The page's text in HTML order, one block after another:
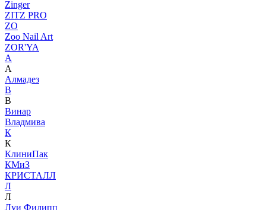
Zinger
ZITZ PRO
ZO
Zoo Nail Art
ZOR'YA
А
А
Алмадез
В
В
Винар
Владмива
К
К
КлиниПак
КМиЗ
КРИСТАЛЛ
Л
Л
Луи Филипп